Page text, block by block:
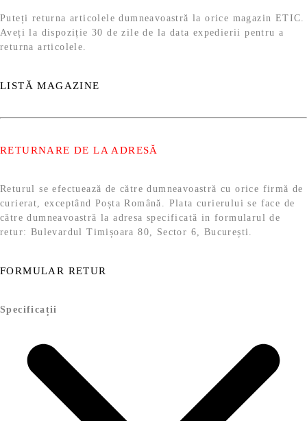
Puteți returna articolele dumneavoastră la orice magazin ETIC.
Aveți la dispoziție 30 de zile de la data expedierii pentru a
returna articolele.
LISTĂ MAGAZINE
RETURNARE DE LA ADRESĂ
Returul se efectuează de către dumneavoastră cu orice firmă de
curierat, exceptând Poșta Română. Plata curierului se face de
către dumneavoastră la adresa specificată in formularul de
retur: Bulevardul Timișoara 80, Sector 6, București.
FORMULAR RETUR
Specificații